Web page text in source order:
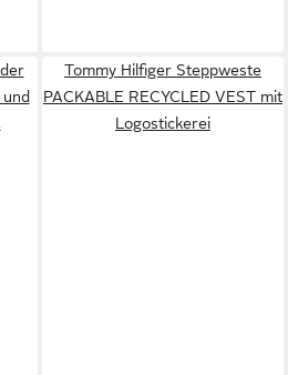
Tommy Hilfiger Steppweste
PACKABLE RECYCLED VEST mit
Logostickerei